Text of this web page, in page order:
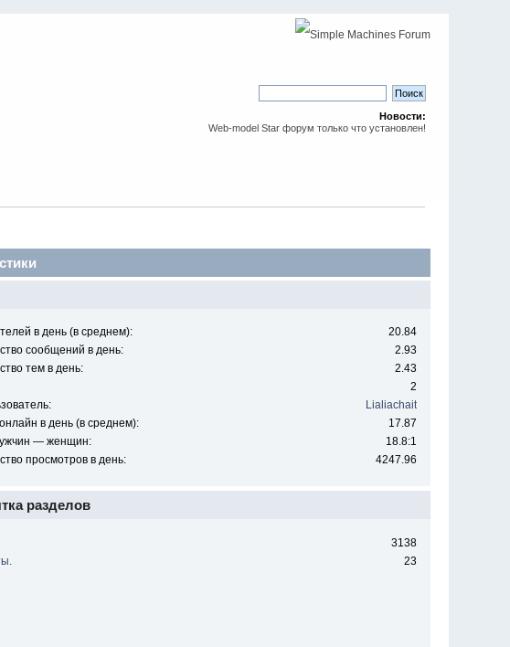
Новости:
Web-model Star форум только что установлен!
в день (в среднем):
20.84
сообщений в день:
2.93
тем в день:
2.43
2
Lialiachait
в день (в среднем):
17.87
— женщин:
18.8:1
просмотров в день:
4247.96
разделов
3138
23